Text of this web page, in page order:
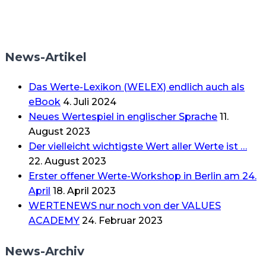
News-Artikel
Das Werte-Lexikon (WELEX) endlich auch als
eBook 4. Juli 2024
Neues Wertespiel in englischer Sprache 11.
August 2023
Der vielleicht wichtigste Wert aller Werte ist …
22. August 2023
Erster offener Werte-Workshop in Berlin am 24.
April 18. April 2023
WERTENEWS nur noch von der VALUES
ACADEMY 24. Februar 2023
News-Archiv